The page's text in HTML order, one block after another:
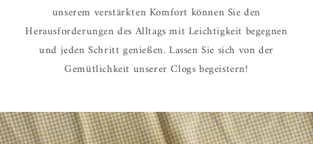
unserem verstärkten Komfort können Sie den
Herausforderungen des Alltags mit Leichtigkeit begegnen
und jeden Schritt genießen. Lassen Sie sich von der
Gemütlichkeit unserer Clogs begeistern!